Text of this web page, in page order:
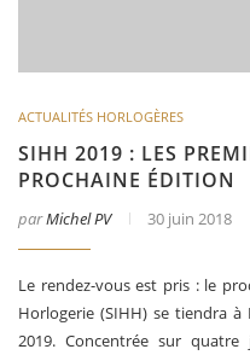
ACTUALITÉS HORLOGÈRES
SIHH 2019 : LES
PROCHAINE ÉDITION
parMichel PV 30 juin 2018
Le rendez-vous est pris : le
Horlogerie (SIHH) se tiendra
2019. Concentrée sur